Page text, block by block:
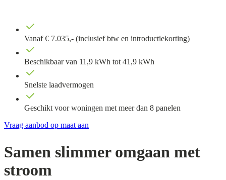
Vanaf € 7.035,- (inclusief btw en introductiekorting)
Beschikbaar van 11,9 kWh tot 41,9 kWh
Snelste laadvermogen
Geschikt voor woningen met meer dan 8 panelen
Vraag aanbod op maat aan
Samen slimmer omgaan met
stroom